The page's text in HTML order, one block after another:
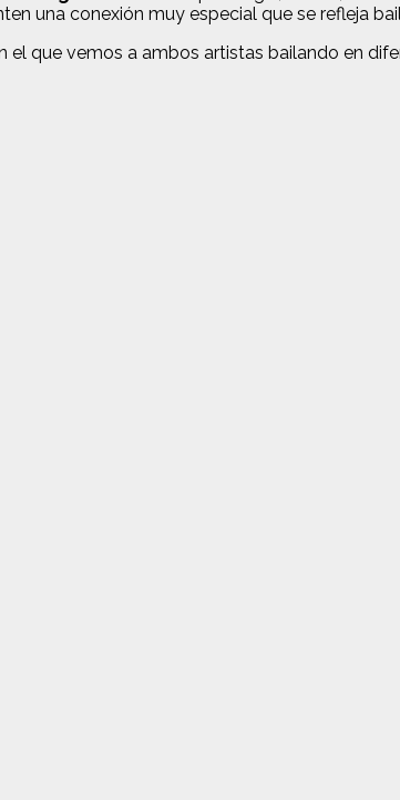
una conexión muy especial que se refleja
que vemos a ambos artistas bailando en